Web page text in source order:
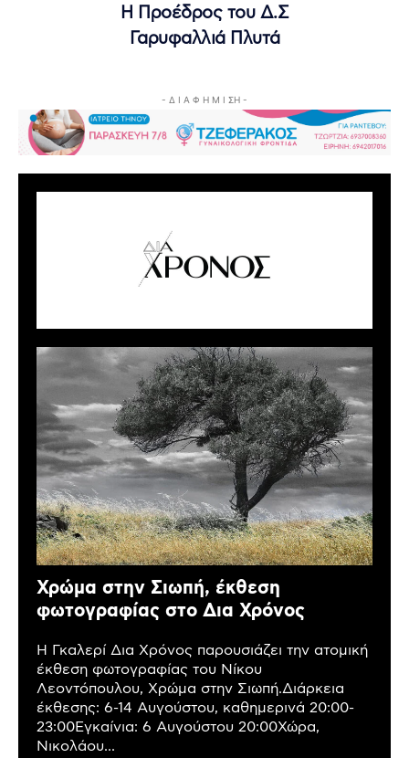
Η Προέδρος του Δ.Σ
Γαρυφαλλιά Πλυτά
- Δ Ι Α Φ Η Μ Ι ΣΗ -
Χρώμα στην Σιωπή, έκθεση
φωτογραφίας στο Δια Χρόνος
Η Γκαλερί Δια Χρόνος παρουσιάζει την ατομική
έκθεση φωτογραφίας του Νίκου
Λεοντόπουλου, Χρώμα στην Σιωπή.Διάρκεια
έκθεσης: 6-14 Αυγούστου, καθημερινά 20:00-
23:00Εγκαίνια: 6 Αυγούστου 20:00Χώρα,
Νικολάου...